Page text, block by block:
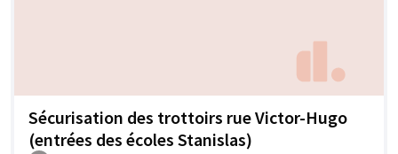
Sécurisation des trottoirs rue Victor-Hugo
(entrées des écoles Stanislas)